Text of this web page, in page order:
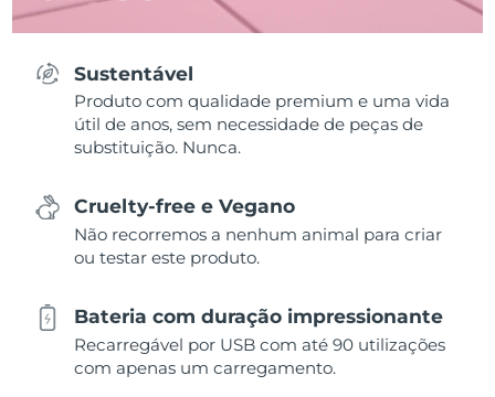
Sustentável
Produto com qualidade premium e uma vida
útil de anos, sem necessidade de peças de
substituição. Nunca.
Cruelty-free e Vegano
Não recorremos a nenhum animal para criar
ou testar este produto.
Bateria com duração impressionante
Recarregável por USB com até 90 utilizações
com apenas um carregamento.